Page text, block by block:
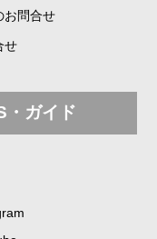
お問合せ
せ
・ガイド